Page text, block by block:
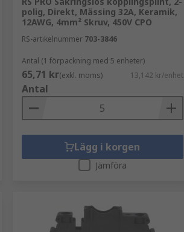
polig, Direkt, Mässing 32A, Keramik,
12AWG, 4mm² Skruv, 450V CPO
RS-artikelnummer 703-3846
Antal (1 förpackning med 5 enheter)
65,71 kr(exkl. moms) 13,142 kr/enhet
Antal
Lägg i korgen
Jämföra